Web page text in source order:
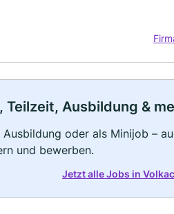
Teilzeit, Ausbildung &
oder als Minijob –
und bewerben.
Jetzt alle Jobs in